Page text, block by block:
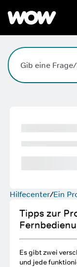
Hilfecenter Ein
Tipps zur
Es gibt zwei
und jede